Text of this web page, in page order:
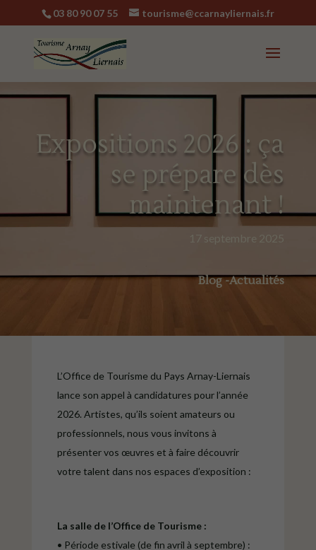
03 80 90 07 55 tourisme@ccarnayliernais.fr
Expositions 2026 : ça
se prépare dès
maintenant !
Blog -Actualités
L’Office de Tourisme du Pays Arnay-Liernais
lance son appel à candidatures pour l’année
2026. Artistes, qu’ils soient amateurs ou
professionnels, nous vous invitons à
présenter vos œuvres et à faire découvrir
votre talent dans nos espaces d’exposition :
La salle de l’Office de Tourisme :
• Période estivale (de fin avril à septembre) :